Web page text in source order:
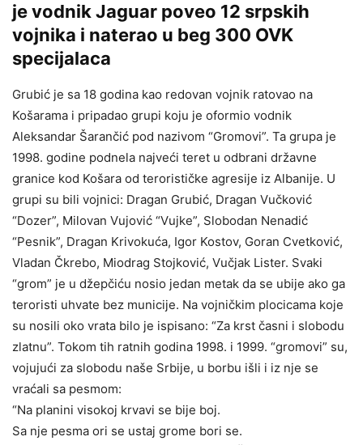
je vodnik Jaguar poveo 12 srpskih
vojnika i naterao u beg 300 OVK
specijalaca
Grubić je sa 18 godina kao redovan vojnik ratovao na
Košarama i pripadao grupi koju je oformio vodnik
Aleksandar Šarančić pod nazivom “Gromovi”. Ta grupa je
1998. godine podnela najveći teret u odbrani državne
granice kod Košara od terorističke agresije iz Albanije. U
grupi su bili vojnici: Dragan Grubić, Dragan Vučković
“Dozer”, Milovan Vujović “Vujke”, Slobodan Nenadić
“Pesnik”, Dragan Krivokuća, Igor Kostov, Goran Cvetković,
Vladan Čkrebo, Miodrag Stojković, Vučjak Lister. Svaki
“grom” je u džepčiću nosio jedan metak da se ubije ako ga
teroristi uhvate bez municije. Na vojničkim plocicama koje
su nosili oko vrata bilo je ispisano: “Za krst časni i slobodu
zlatnu”. Tokom tih ratnih godina 1998. i 1999. “gromovi” su,
vojujući za slobodu naše Srbije, u borbu išli i iz nje se
vraćali sa pesmom:
“Na planini visokoj krvavi se bije boj.
Sa nje pesma ori se ustaj grome bori se.